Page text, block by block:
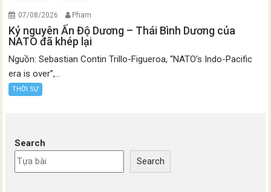
07/08/2026 Pham
Kỷ nguyên Ấn Độ Dương – Thái Bình Dương của
NATO đã khép lại
Nguồn: Sebastian Contin Trillo-Figueroa, “NATO’s Indo-Pacific
era is over”,...
THỜI SỰ
Search
Search